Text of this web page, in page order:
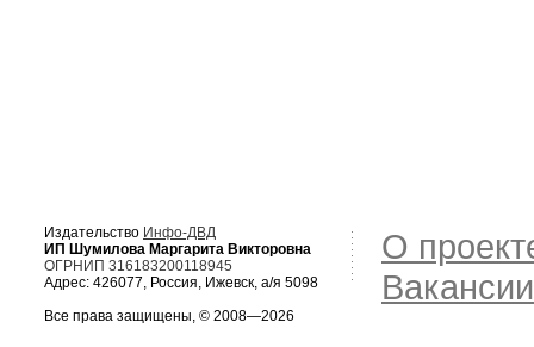
Издательство Инфо-ДВД
ИП Шумилова Маргарита Викторовна
ОГРНИП 316183200118945
Адрес: 426077, Россия, Ижевск, а/я 5098
Все права защищены, © 2008—2026
О
Вакансии